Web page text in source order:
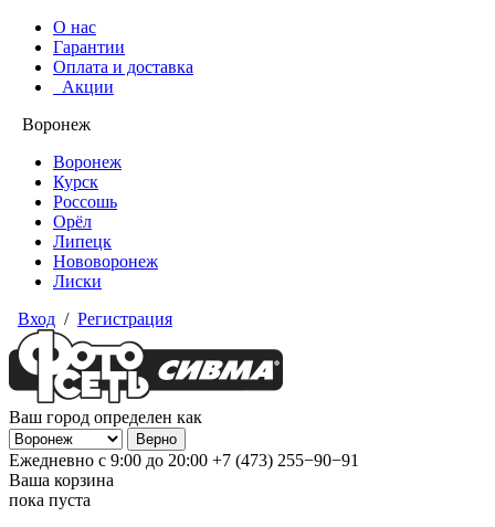
О нас
Гарантии
Оплата и доставка
Акции
Воронеж
Воронеж
Курск
Россошь
Орёл
Липецк
Нововоронеж
Лиски
Вход / Регистрация
Ваш город определен как
Ежедневно с 9:00 до 20:00 +7 (473) 255−90−91
Ваша корзина
пока пуста